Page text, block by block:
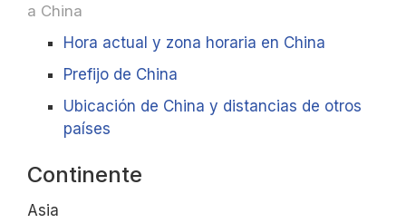
a China
Hora actual y zona horaria en China
Prefijo de China
Ubicación de China y distancias de otros
países
Continente
Asia